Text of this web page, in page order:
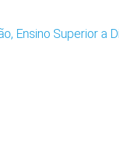
Ensino Superior a